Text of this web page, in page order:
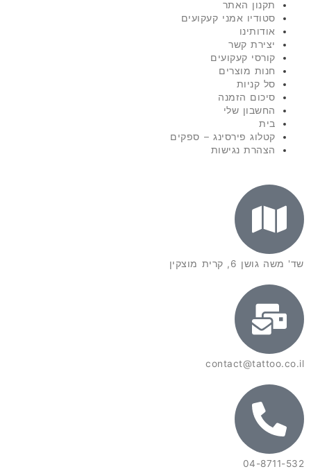
תקנון האתר
סטודיו אמני קעקועים
אודותינו
יצירת קשר
קורסי קעקועים
חנות מוצרים
סל קניות
סיכום הזמנה
החשבון שלי
בית
קטלוג פירסינג – ספקים
הצהרת נגישות
שד' משה גושן 6, קרית מוצקין
contact@tattoo.co.il
04-8711-532